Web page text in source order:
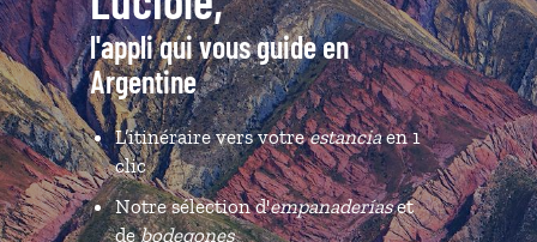
l'appli qui vous guide en
Argentine
L’itinéraire vers votreestanciaen 1
clic
Notre sélection d'empanaderíaset
debodegones